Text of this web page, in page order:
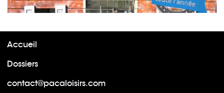
Accueil
Dossiers
contact@pacaloisirs.com